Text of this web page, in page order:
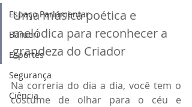
Espaço Parlamentar
Barueri
Esportes
Segurança
Ciência
Uma música poética e
melódica para reconhecer a
grandeza do Criador
Na correria do dia a dia, você tem o
costume de olhar para o céu e